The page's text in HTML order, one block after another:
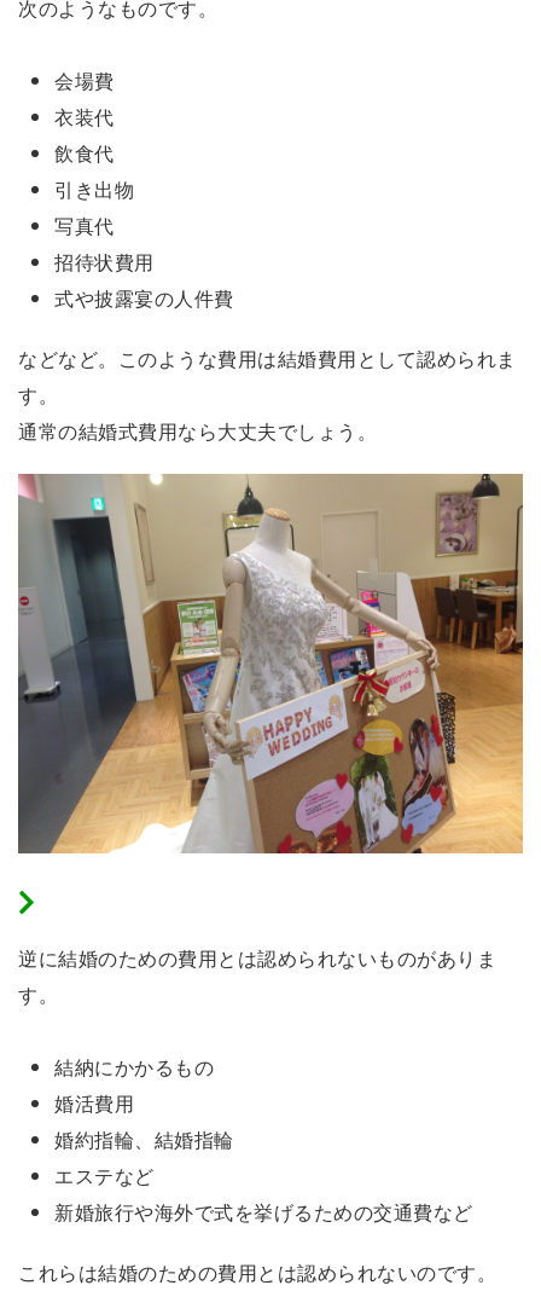
次のようなものです。
会場費
衣装代
飲食代
引き出物
写真代
招待状費用
式や披露宴の人件費
などなど。このような費用は結婚費用として認められま
す。
通常の結婚式費用なら大丈夫でしょう。
逆に結婚のための費用とは認められないものがありま
す。
結納にかかるもの
婚活費用
婚約指輪、結婚指輪
エステなど
新婚旅行や海外で式を挙げるための交通費など
これらは結婚のための費用とは認められないのです。